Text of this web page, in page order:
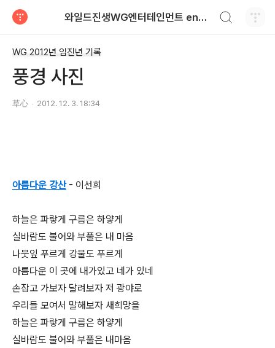
와일드진생WG엔터테인먼트 entertainment
WG 2012년 임진년 기록
풍경 사진
草心 2012. 12. 3. 18:34
아름다운 강산- 이선희
하늘은 파랗게 구름은 하얗게
실바람도 불어와 부풀은 내 마음
나뭇잎 푸르게 강물도 푸르게
아름다운 이 곳에 내가있고 네가 있네
손잡고 가보자 달려보자 저 광야로
우리들 모여서 말해보자 새희망을
하늘은 파랗게 구름은 하얗게
실바람도 불어와 부풀은 내마음